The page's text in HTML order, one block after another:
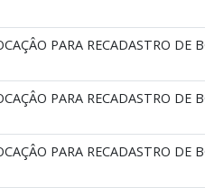
PARA RECADASTRO DE
PARA RECADASTRO DE
PARA RECADASTRO DE